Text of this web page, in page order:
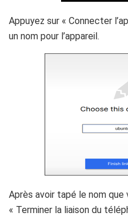
Appuyez sur « Connecter
un nom pour l’appareil.
Après avoir tapé le nom que
« Terminer la liaison du